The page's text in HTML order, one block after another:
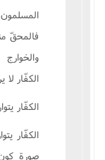
فالمحقّ
الکفّار
الکفّار
الکفّار
صورة